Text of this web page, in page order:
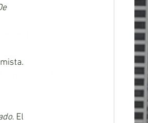
. El